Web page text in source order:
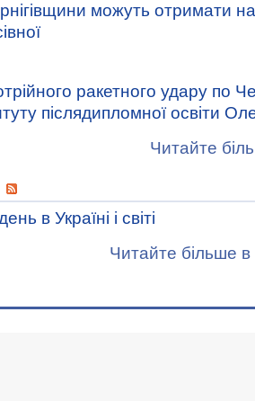
можуть отримати
ракетного удару по
післядипломної освіти
Читайте
в Україні і світі
Читайте більше в